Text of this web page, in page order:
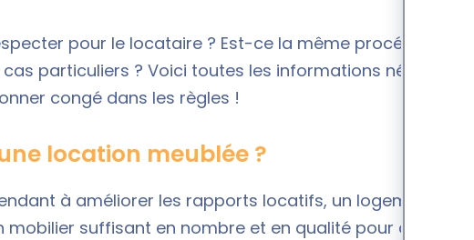
pour le locataire ? Est-ce la même procédure pour
particuliers ? Voici toutes les informations nécessaires
congé dans les règles !
location meublée ?
à améliorer les rapports locatifs, un logement
suffisant en nombre et en qualité pour qu’un